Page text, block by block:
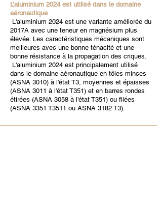
L’aluminium 2024 est utilisé dans le domaine
aéronautique
L'aluminium 2024 est une variante améliorée du
2017A avec une teneur en magnésium plus
élevée. Les caractéristiques mécaniques sont
meilleures avec une bonne ténacité et une
bonne résistance à la propagation des criques.
L'aluminium 2024 est principalement utilisé
dans le domaine aéronautique en tôles minces
(ASNA 3010) à l'état T3, moyennes et épaisses
(ASNA 3011 à l'état T351) et en barres rondes
étirées (ASNA 3058 à l'état T351) ou filées
(ASNA 3351 T3511 ou ASNA 3182 T3).